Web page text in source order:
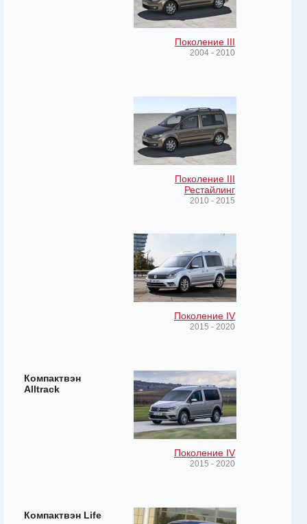
Поколение III
2004 - 2010
Поколение III
Рестайлинг
2010 - 2015
Поколение IV
2015 - 2020
Компактвэн
Alltrack
Поколение IV
2015 - 2020
Компактвэн Life